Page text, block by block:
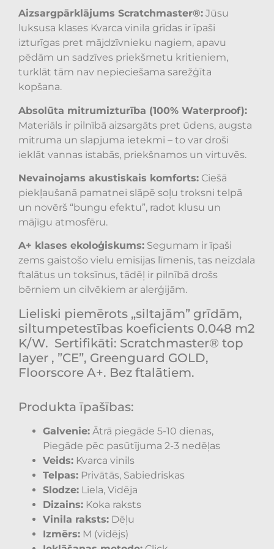
Aizsargpārklājums Scratchmaster®: Jūsu
luksusa klases Kvarca vinila grīdas ir īpaši
izturīgas pret mājdzīvnieku nagiem, apavu
pēdām un sadzīves priekšmetu kritieniem,
turklāt tām nav nepieciešama sarežģīta
kopšana.
Absolūta mitrumizturība (100% Waterproof):
Materiāls ir pilnībā aizsargāts pret ūdens, augsta
mitruma un slapjuma ietekmi – to var droši
ieklāt vannas istabās, priekšnamos un virtuvēs.
Nevainojams akustiskais komforts: Ciešā
piekļaušanā pamatnei slāpē soļu troksni telpā
un novērš “bungu efektu”, radot klusu un
mājīgu atmosfēru.
A+ klases ekoloģiskums: Segumam ir īpaši
zems gaistošo vielu emisijas līmenis, tas neizdala
ftalātus un toksīnus, tādēļ ir pilnībā drošs
bērniem un cilvēkiem ar alerģijām.
Lieliski piemērots „siltajām” grīdām,
siltumpetestības koeficients 0.048 m2
K/W. Sertifikāti: Scratchmaster® top
layer , ”CE”, Greenguard GOLD,
Floorscore A+. Bez ftalātiem.
Produkta īpašības:
Galvenie: Ātrā piegāde 5-10 dienas,
Piegāde pēc pasūtījuma 2-3 nedēļas
Veids: Kvarca vinils
Telpas: Privātās, Sabiedriskas
Slodze: Liela, Vidēja
Dizains: Koka raksts
Vinila raksts: Dēļu
Izmērs: M (vidējs)